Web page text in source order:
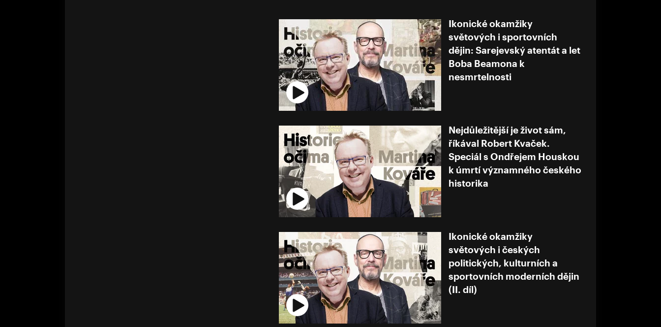
Ikonické okamžiky
světových i sportovních
dějin: Sarejevský atentát a let
Boba Beamona k
nesmrtelnosti
Nejdůležitější je život sám,
říkával Robert Kvaček.
Speciál s Ondřejem Houskou
k úmrtí významného českého
historika
Ikonické okamžiky
světových i českých
politických, kulturních a
sportovních moderních dějin
(II. díl)